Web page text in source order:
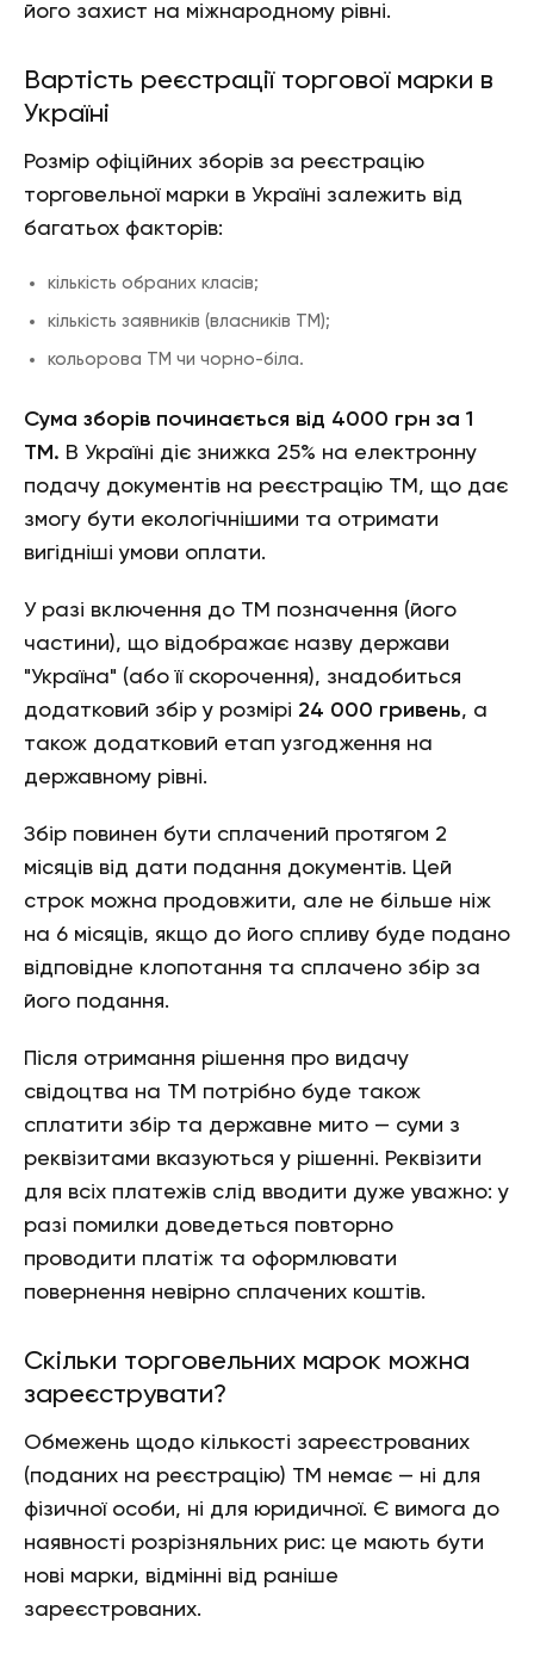
його захист на міжнародному рівні.
Вартість реєстрації торгової марки в
Україні
Розмір офіційних зборів за реєстрацію
торговельної марки в Україні залежить від
багатьох факторів:
кількість обраних класів;
кількість заявників (власників ТМ);
кольорова ТМ чи чорно-біла.
Сума зборів починається від 4000 грн за 1
ТМ. В Україні діє знижка 25% на електронну
подачу документів на реєстрацію ТМ, що дає
змогу бути екологічнішими та отримати
вигідніші умови оплати.
У разі включення до ТМ позначення (його
частини), що відображає назву держави
"Україна" (або її скорочення), знадобиться
додатковий збір у розмірі 24 000 гривень, а
також додатковий етап узгодження на
державному рівні.
Збір повинен бути сплачений протягом 2
місяців від дати подання документів. Цей
строк можна продовжити, але не більше ніж
на 6 місяців, якщо до його спливу буде подано
відповідне клопотання та сплачено збір за
його подання.
Після отримання рішення про видачу
свідоцтва на ТМ потрібно буде також
сплатити збір та державне мито — суми з
реквізитами вказуються у рішенні. Реквізити
для всіх платежів слід вводити дуже уважно: у
разі помилки доведеться повторно
проводити платіж та оформлювати
повернення невірно сплачених коштів.
Скільки торговельних марок можна
зареєструвати?
Обмежень щодо кількості зареєстрованих
(поданих на реєстрацію) ТМ немає — ні для
фізичної особи, ні для юридичної. Є вимога до
наявності розрізняльних рис: це мають бути
нові марки, відмінні від раніше
зареєстрованих.